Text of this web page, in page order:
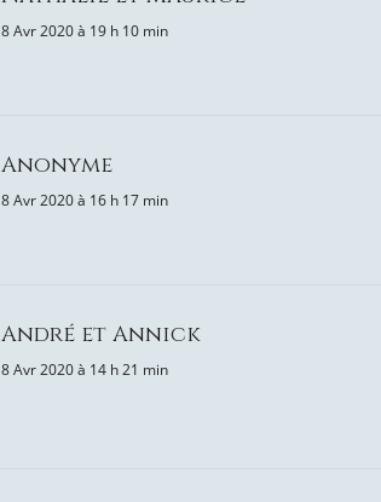
8 Avr 2020 à 19 h 10 min
Anonyme
8 Avr 2020 à 16 h 17 min
André et Annick
8 Avr 2020 à 14 h 21 min